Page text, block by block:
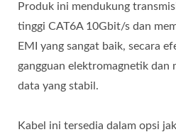
Produk ini mendukung
tinggi CAT6A 10Gbit/s dan
EMI yang sangat baik, secara
gangguan elektromagnetik dan
data yang stabil.
Kabel ini tersedia dalam opsi